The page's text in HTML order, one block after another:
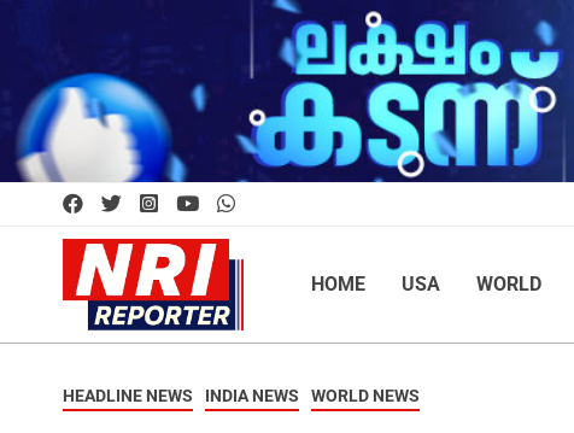
HOME USA WORLD
HEADLINE NEWS INDIA NEWS WORLD NEWS